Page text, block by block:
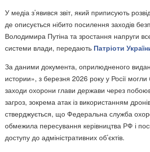
У медіа з’явився звіт, який приписують
де описується нібито посилення заходів
Володимира Путіна та зростання напруги
системи влади, передають Патріоти
За даними документа, оприлюдненого
истории», з березня 2026 року у Росії могли
заходи охорони глави держави через
загроз, зокрема атак із використанням
стверджується, що Федеральна служба
обмежила пересування керівництва РФ і
доступу до адміністративних об’єктів.